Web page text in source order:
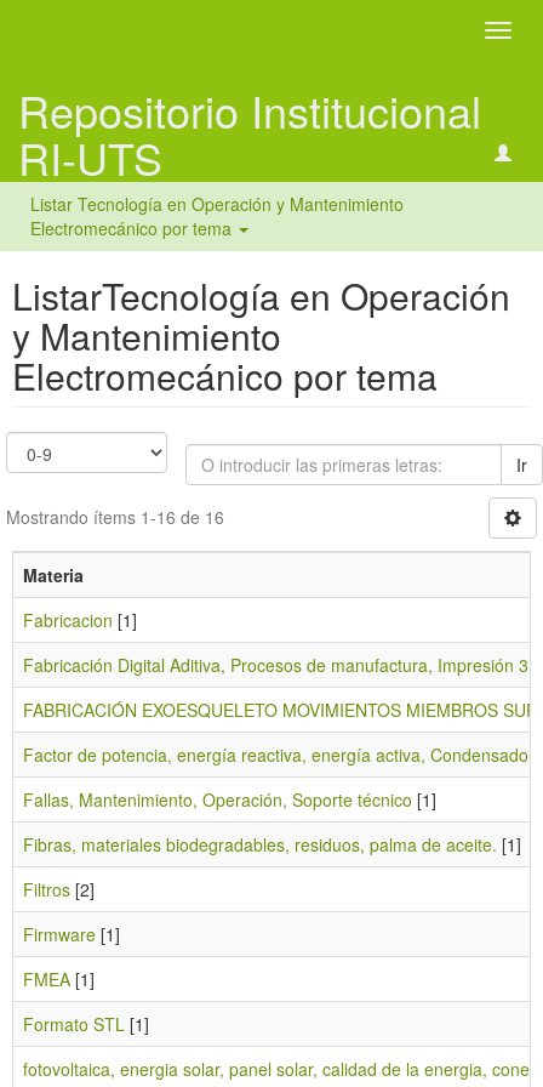
Repositorio Institucional
RI-UTS
Listar Tecnología en Operación y Mantenimiento
Electromecánico por tema
ListarTecnología en Operación
y Mantenimiento
Electromecánico por tema
Ir
Mostrando ítems 1-16 de 16
Materia
Fabricacion [1]
Fabricación Digital Aditiva, Procesos de manufactura, Impresión
FABRICACIÓN EXOESQUELETO MOVIMIENTOS MIEMBROS
Factor de potencia, energía reactiva, energía activa,
Fallas, Mantenimiento, Operación, Soporte técnico [1]
Fibras, materiales biodegradables, residuos, palma de aceite. [1]
Filtros [2]
Firmware [1]
FMEA [1]
Formato STL [1]
fotovoltaica, energia solar, panel solar, calidad de la energia,